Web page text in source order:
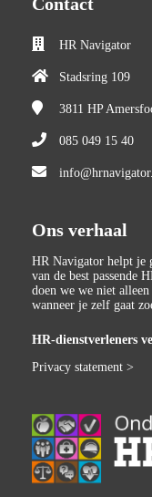
HR Navigator
Stadsring 109
3811 HP
085 049 15 40
Ons verhaal
HR Navigator helpt je
van de best passende
doen we we niet
wanneer je zelf gaat
HR-dienstverleners
Privacy statement >